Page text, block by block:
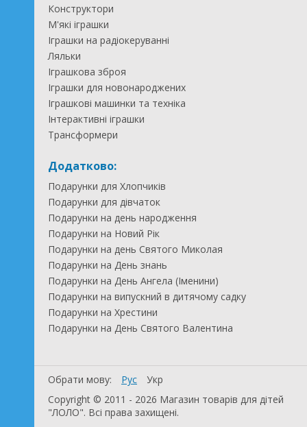
Конструктори
М'які іграшки
Іграшки на радіокеруванні
Ляльки
Іграшкова зброя
Іграшки для новонароджених
Іграшкові машинки та техніка
Інтерактивні іграшки
Трансформери
Додатково:
Подарунки для Хлопчиків
Подарунки для дівчаток
Подарунки на день народження
Подарунки на Новий Рік
Подарунки на день Святого Миколая
Подарунки на День знань
Подарунки на День Ангела (Іменини)
Подарунки на випускний в дитячому садку
Подарунки на Хрестини
Подарунки на День Святого Валентина
Обрати мову: Рус
Укр
Copyright © 2011 - 2026 Магазин товарів для дітей
"ЛОЛО". Всі права захищені.